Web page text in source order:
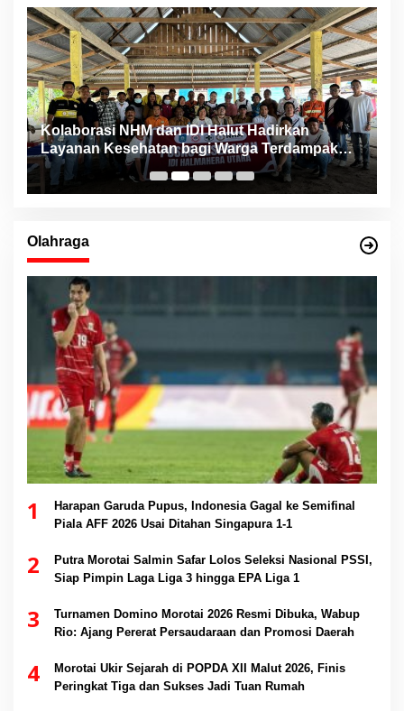
Kolaborasi NHM dan IDI Halut Hadirkan
Layanan Kesehatan bagi Warga Terdampak
Bencana Kao Barat
Olahraga
1
Harapan Garuda Pupus, Indonesia Gagal ke Semifinal
Piala AFF 2026 Usai Ditahan Singapura 1-1
2
Putra Morotai Salmin Safar Lolos Seleksi Nasional PSSI,
Siap Pimpin Laga Liga 3 hingga EPA Liga 1
3
Turnamen Domino Morotai 2026 Resmi Dibuka, Wabup
Rio: Ajang Pererat Persaudaraan dan Promosi Daerah
4
Morotai Ukir Sejarah di POPDA XII Malut 2026, Finis
Peringkat Tiga dan Sukses Jadi Tuan Rumah